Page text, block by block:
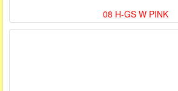
08 H-GS W PINK